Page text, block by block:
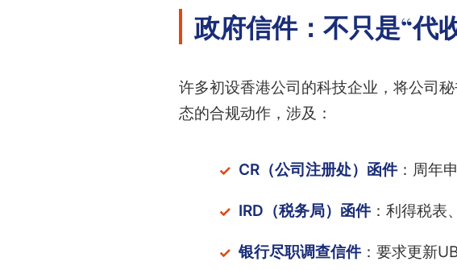
政府信件：不只是“代
许多初设香港公司的科技企业，将公司
态的合规动作，涉及：
CR（公司注册处）函件：周年
IRD（税务局）函件：利得税表
银行尽职调查信件：要求更新